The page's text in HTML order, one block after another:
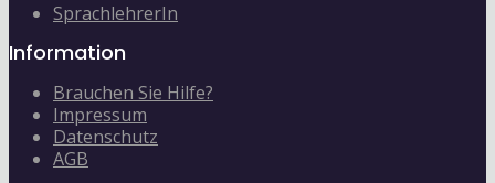
SprachlehrerIn
Information
Brauchen Sie Hilfe?
Impressum
Datenschutz
AGB